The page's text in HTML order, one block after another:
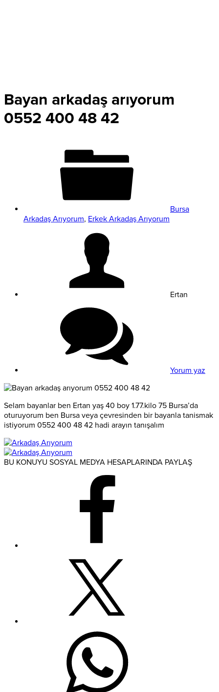
Bayan arkadaş arıyorum
0552 400 48 42
Bursa
Arkadaş Arıyorum, Erkek Arkadaş Arıyorum
Ertan
Yorum yaz
Selam bayanlar ben Ertan yaş 40 boy 1.77.kilo 75 Bursa’da
oturuyorum ben Bursa veya çevresinden bir bayanla tanismak
istiyorum 0552 400 48 42 hadi arayın tanışalım
BU KONUYU SOSYAL MEDYA HESAPLARINDA PAYLAŞ